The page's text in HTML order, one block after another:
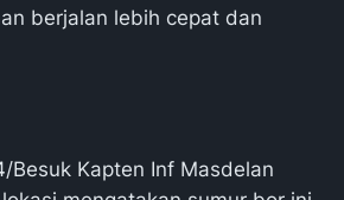
berjalan lebih cepat dan
Besuk Kapten Inf Masdelan